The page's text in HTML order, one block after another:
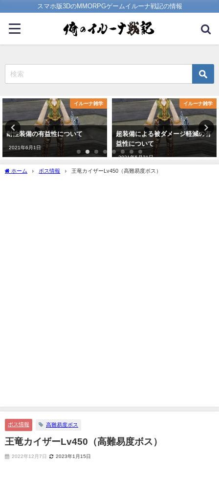
スマホ版3DのMMORPGゲームイルーナ戦記の情報
イルーナ雑学
耐性装備の有益性について
2021年6月1日
イルーナ雑学
超装備による被ダメージ軽減の有
益性について
2021年5月31日
ホーム ボス情報 王竜カイザーLv450（高難易度ボス）
ボス情報 高難易度ボス
王竜カイザーLv450（高難易度ボス）
2022年12月7日 2023年1月15日